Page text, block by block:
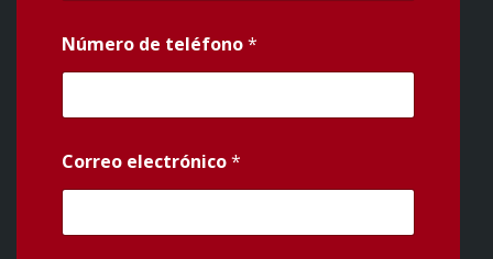
Número de teléfono*
Correo electrónico*